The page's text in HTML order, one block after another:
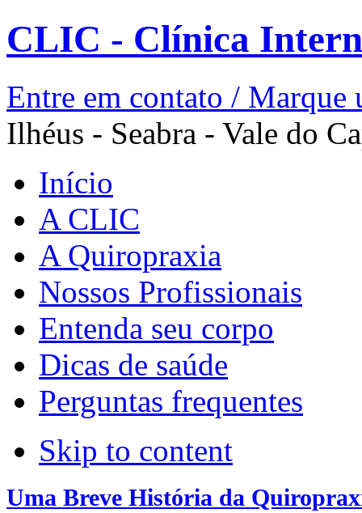
CLIC - Clínica
Entre em contato / Marque
Ilhéus - Seabra - Vale do
Início
A CLIC
A Quiropraxia
Nossos Profissionais
Entenda seu corpo
Dicas de saúde
Perguntas frequentes
Skip to content
Uma Breve História da